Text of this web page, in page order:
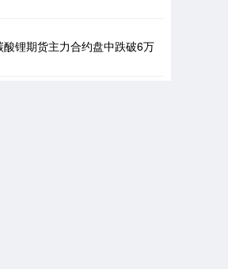
酸锂期货主力合约盘中跌破6万